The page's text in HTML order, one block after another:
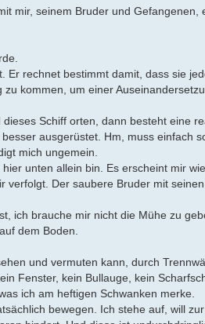
mir, seinem Bruder und Gefangenen,
Er rechnet bestimmt damit, dass sie
kommen, um einer
Schiff orten, dann besteht eine
ausgerüstet. Hm, muss einfach
mich ungemein.
unten allein bin. Es erscheint mir
Der saubere Bruder mit
ich brauche mir nicht die Mühe zu
dem Boden.
und vermuten kann, durch
Fenster, kein Bullauge, kein
ich am heftigen Schwanken merke.
bewegen. Ich stehe auf, will